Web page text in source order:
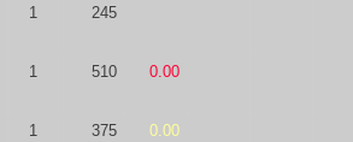
1 245
1 510 0.00
1 375 0.00